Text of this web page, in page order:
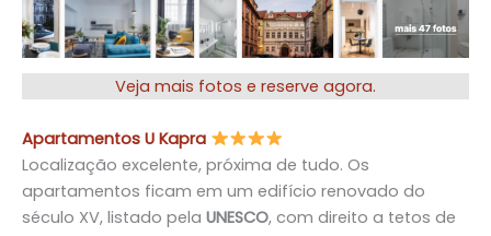
Veja mais fotos e reserve agora.
Apartamentos U Kapra
Localização excelente, próxima de tudo. Os
apartamentos ficam em um edifício renovado do
século XV, listado pela UNESCO, com direito a tetos de